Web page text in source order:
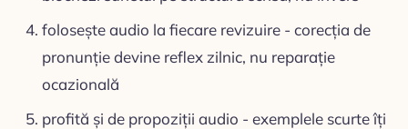
folosește audio la fiecare revizuire - corecția de
pronunție devine reflex zilnic, nu reparație
ocazională
profită și de propoziții audio - exemplele scurte îți